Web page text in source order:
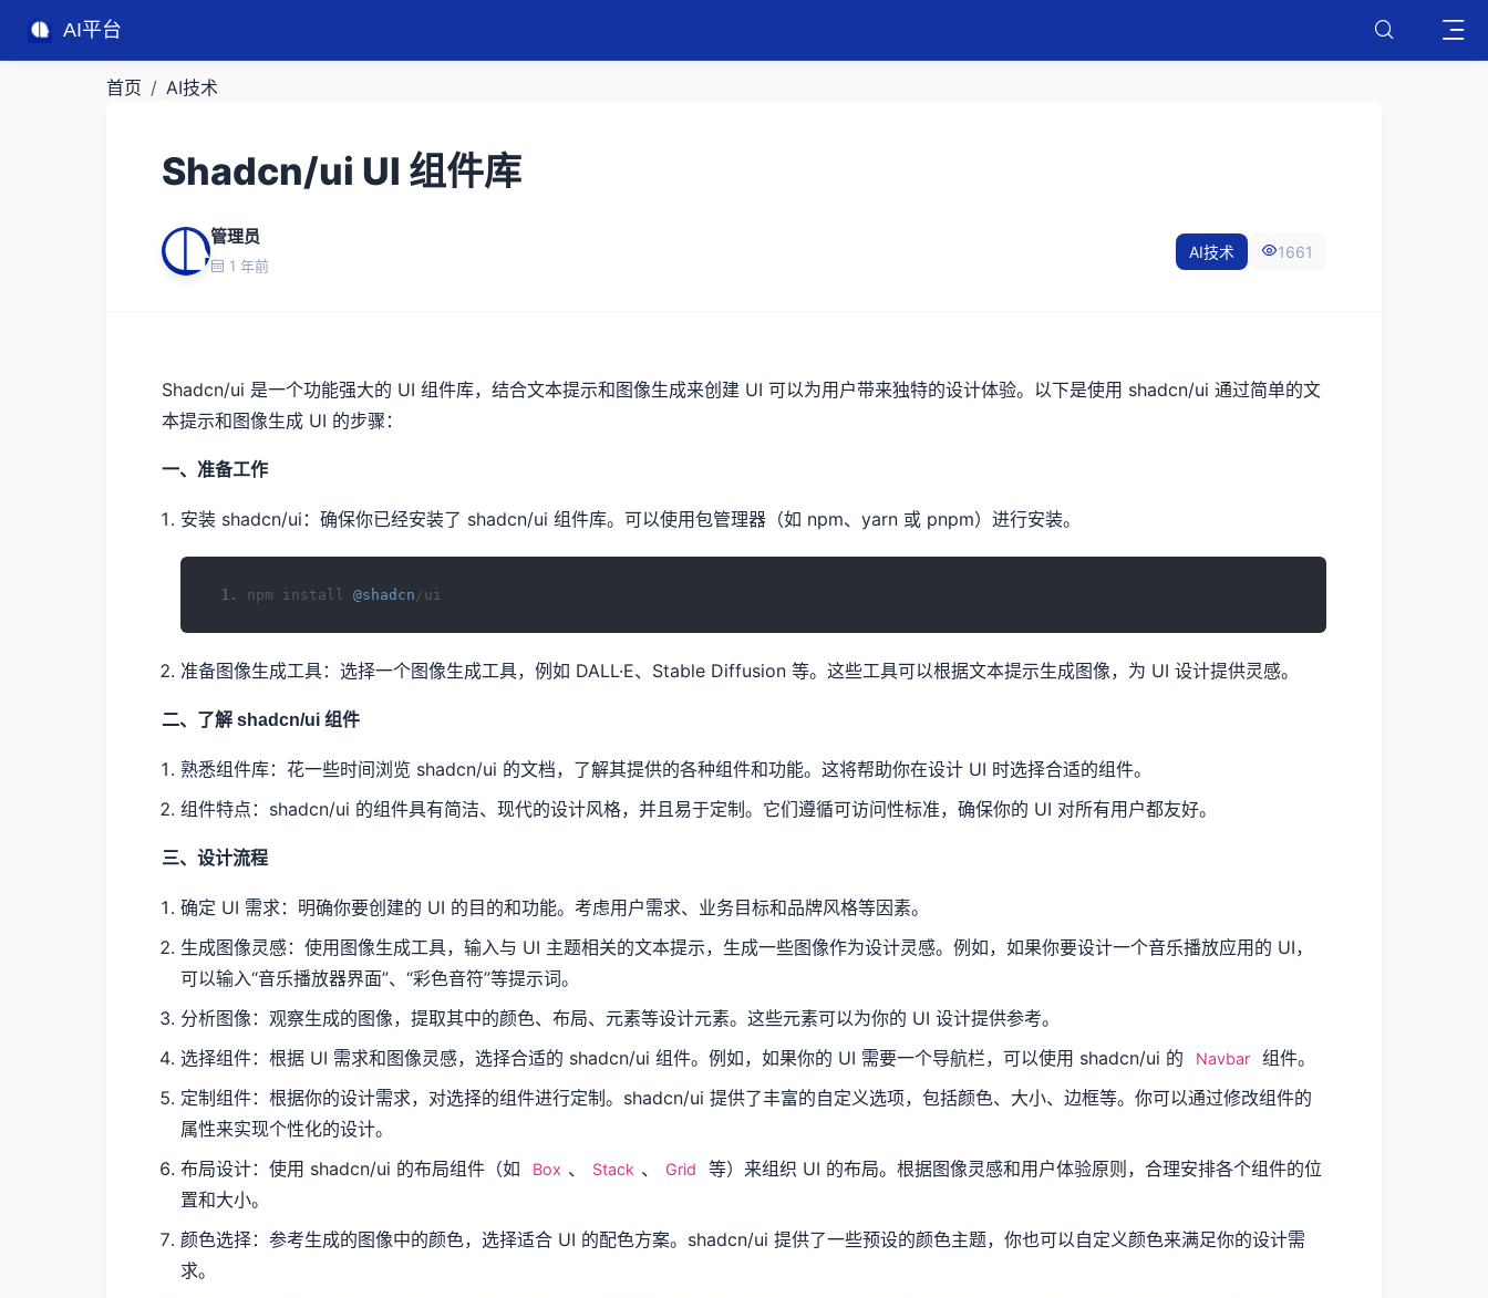
AI平台
首页 AI技术
Shadcn/ui UI 组件库
管理员
1 年前
AI技术 1661
Shadcn/ui 是一个功能强大的 UI 组件库，结合文本提示和图像生成来创建 UI 可以为用户带来独特的设计体验。以下是使用 shadcn/ui 通过简单的文
本提示和图像生成 UI 的步骤：
一、准备工作
安装 shadcn/ui：确保你已经安装了 shadcn/ui 组件库。可以使用包管理器（如 npm、yarn 或 pnpm）进行安装。
npm install @shadcn / ui
准备图像生成工具：选择一个图像生成工具，例如 DALL·E、Stable Diffusion 等。这些工具可以根据文本提示生成图像，为 UI 设计提供灵感。
二、了解 shadcn/ui 组件
熟悉组件库：花一些时间浏览 shadcn/ui 的文档，了解其提供的各种组件和功能。这将帮助你在设计 UI 时选择合适的组件。
组件特点：shadcn/ui 的组件具有简洁、现代的设计风格，并且易于定制。它们遵循可访问性标准，确保你的 UI 对所有用户都友好。
三、设计流程
确定 UI 需求：明确你要创建的 UI 的目的和功能。考虑用户需求、业务目标和品牌风格等因素。
生成图像灵感：使用图像生成工具，输入与 UI 主题相关的文本提示，生成一些图像作为设计灵感。例如，如果你要设计一个音乐播放应用的 UI，
可以输入“音乐播放器界面”、“彩色音符”等提示词。
分析图像：观察生成的图像，提取其中的颜色、布局、元素等设计元素。这些元素可以为你的 UI 设计提供参考。
选择组件：根据 UI 需求和图像灵感，选择合适的 shadcn/ui 组件。例如，如果你的 UI 需要一个导航栏，可以使用 shadcn/ui 的
Navbar
组件。
定制组件：根据你的设计需求，对选择的组件进行定制。shadcn/ui 提供了丰富的自定义选项，包括颜色、大小、边框等。你可以通过修改组件的
属性来实现个性化的设计。
布局设计：使用 shadcn/ui 的布局组件（如
Box 、 Stack 、 Grid
等）来组织 UI 的布局。根据图像灵感和用户体验原则，合理安排各个组件的位
置和大小。
颜色选择：参考生成的图像中的颜色，选择适合 UI 的配色方案。shadcn/ui 提供了一些预设的颜色主题，你也可以自定义颜色来满足你的设计需
求。